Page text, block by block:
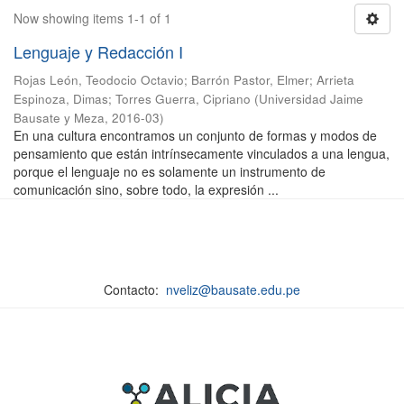
Now showing items 1-1 of 1
Lenguaje y Redacción I
Rojas León, Teodocio Octavio; Barrón Pastor, Elmer; Arrieta
Espinoza, Dimas; Torres Guerra, Cipriano (Universidad Jaime
Bausate y Meza, 2016-03)
En una cultura encontramos un conjunto de formas y modos de
pensamiento que están intrínsecamente vinculados a una lengua,
porque el lenguaje no es solamente un instrumento de
comunicación sino, sobre todo, la expresión ...
Contacto: nveliz@bausate.edu.pe